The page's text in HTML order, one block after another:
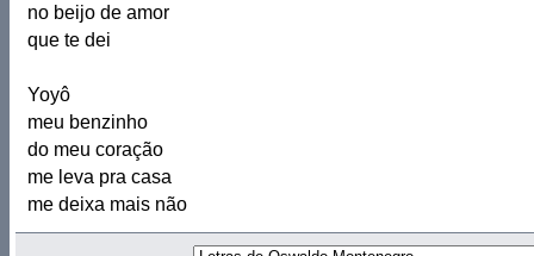
no beijo de amor
que te dei
Yoyô
meu benzinho
do meu coração
me leva pra casa
me deixa mais não